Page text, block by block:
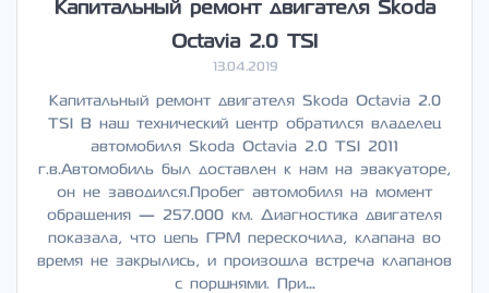
Капитальный ремонт двигателя Skoda
Octavia 2.0 TSI
13.04.2019
Капитальный ремонт двигателя Skoda Octavia 2.0
TSI В наш технический центр обратился владелец
автомобиля Skoda Octavia 2.0 TSI 2011
г.в.Автомобиль был доставлен к нам на эвакуаторе,
он не заводился.Пробег автомобиля на момент
обращения — 257.000 км. Диагностика двигателя
показала, что цепь ГРМ перескочила, клапана во
время не закрылись, и произошла встреча клапанов
с поршнями. При…